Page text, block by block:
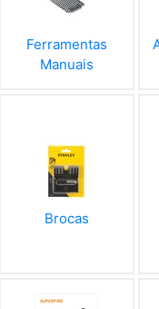
Ferramentas
Manuais
Brocas